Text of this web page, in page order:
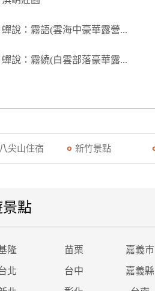
蟬說：霧語(雲海中豪華露營...
蟬說：霧繞(白雲部落豪華露...
尖山住宿 新竹景點
點
隆 苗栗 嘉義市
北 台中 嘉義縣